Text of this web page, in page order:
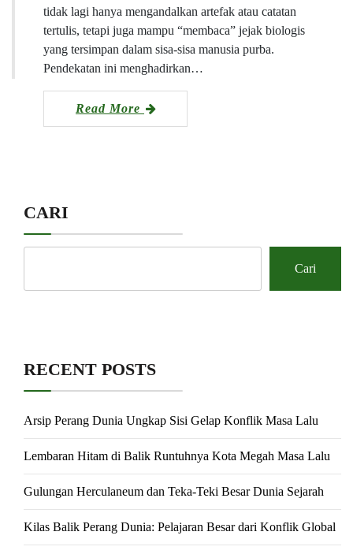
tidak lagi hanya mengandalkan artefak atau catatan
tertulis, tetapi juga mampu “membaca” jejak biologis
yang tersimpan dalam sisa-sisa manusia purba.
Pendekatan ini menghadirkan…
Read More
CARI
Cari
RECENT POSTS
Arsip Perang Dunia Ungkap Sisi Gelap Konflik Masa Lalu
Lembaran Hitam di Balik Runtuhnya Kota Megah Masa Lalu
Gulungan Herculaneum dan Teka-Teki Besar Dunia Sejarah
Kilas Balik Perang Dunia: Pelajaran Besar dari Konflik Global